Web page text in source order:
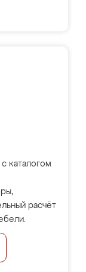
каталогом
расчёт